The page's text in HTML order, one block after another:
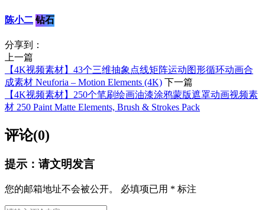
陈小二 钻石
分享到：
上一篇
【4K视频素材】43个三维抽象点线矩阵运动图形循环动画合
成素材 Neuforia – Motion Elements (4K) 下一篇
【4K视频素材】250个笔刷绘画油漆涂鸦蒙版遮罩动画视频素
材 250 Paint Matte Elements, Brush & Strokes Pack
评论(0)
提示：请文明发言
您的邮箱地址不会被公开。 必填项已用 * 标注